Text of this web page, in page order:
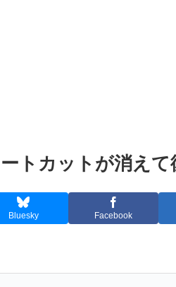
トカットが消え
Bluesky Facebook